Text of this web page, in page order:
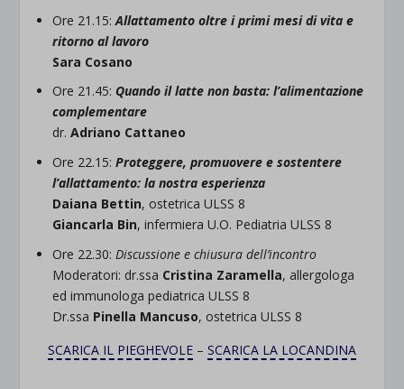
Ore 21.15:Allattamento oltre i primi mesi di vita e
ritorno al lavoro
Sara Cosano
Ore 21.45: Quando il latte non basta: l’alimentazione
complementare
dr.Adriano Cattaneo
Ore 22.15:Proteggere, promuovere e sostentere
l’allattamento: la nostra esperienza
Daiana Bettin, ostetrica ULSS 8
Giancarla Bin, infermiera U.O. Pediatria ULSS 8
Ore 22.30:Discussione e chiusura dell’incontro
Moderatori: dr.ssa Cristina Zaramella, allergologa
ed immunologa pediatrica ULSS 8
Dr.ssa Pinella Mancuso, ostetrica ULSS 8
SCARICA IL PIEGHEVOLE – SCARICA LA LOCANDINA